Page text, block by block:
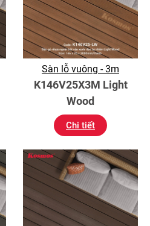
Sàn lỗ vuông - 3m
K146V25X3M Light
Wood
Chi tiết